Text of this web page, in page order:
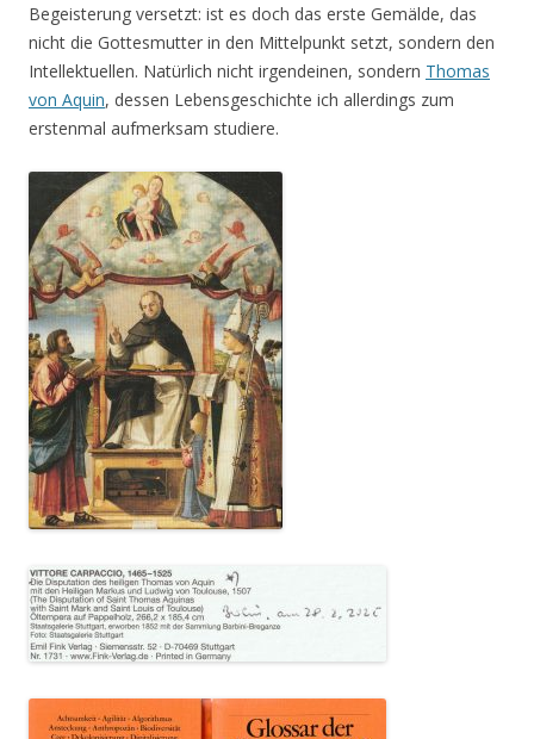
Begeisterung versetzt: ist es doch das erste Gemälde, das
nicht die Gottesmutter in den Mittelpunkt setzt, sondern den
Intellektuellen. Natürlich nicht irgendeinen, sondern Thomas
von Aquin, dessen Lebensgeschichte ich allerdings zum
erstenmal aufmerksam studiere.